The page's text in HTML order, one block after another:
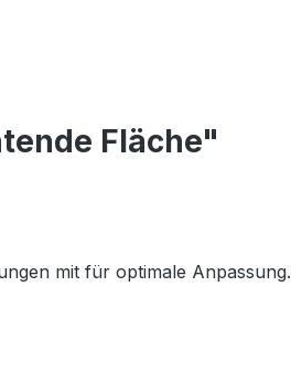
Fläche"
mit für optimale Anpassung.